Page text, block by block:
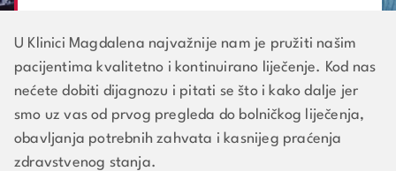
U Klinici Magdalena najvažnije nam je pružiti našim
pacijentima kvalitetno i kontinuirano liječenje. Kod nas
nećete dobiti dijagnozu i pitati se što i kako dalje jer
smo uz vas od prvog pregleda do bolničkog liječenja,
obavljanja potrebnih zahvata i kasnijeg praćenja
zdravstvenog stanja.